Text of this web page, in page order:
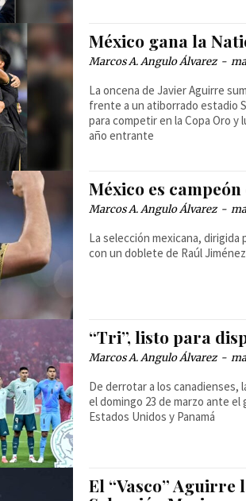
México gana la
Marcos A. Angulo Álvarez -
La oncena de Javier Aguirre
frente a un atiborrado estadio
para competir en la Copa Oro
año entrante
México es
Marcos A. Angulo Álvarez -
La selección mexicana, dirigida
con un doblete de Raúl
“Tri”, listo para
Marcos A. Angulo Álvarez -
De derrotar a los canadienses,
el domingo 23 de marzo ante
Estados Unidos y Panamá
El “Vasco” Aguirre